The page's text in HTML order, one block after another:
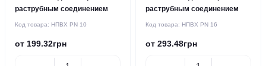
раструбным соединением
Код товара: НПВХ PN 10
от 199.32грн
раструбным соединением
Код товара: НПВХ PN 16
от 293.48грн